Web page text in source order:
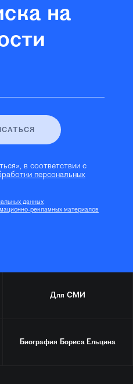
на
в соответствии с
персональных
данных
рекламных материалов
Для СМИ
Биография Бориса Ельцина